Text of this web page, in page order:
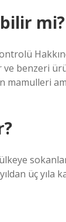
mi?
benzeri
üç yıla